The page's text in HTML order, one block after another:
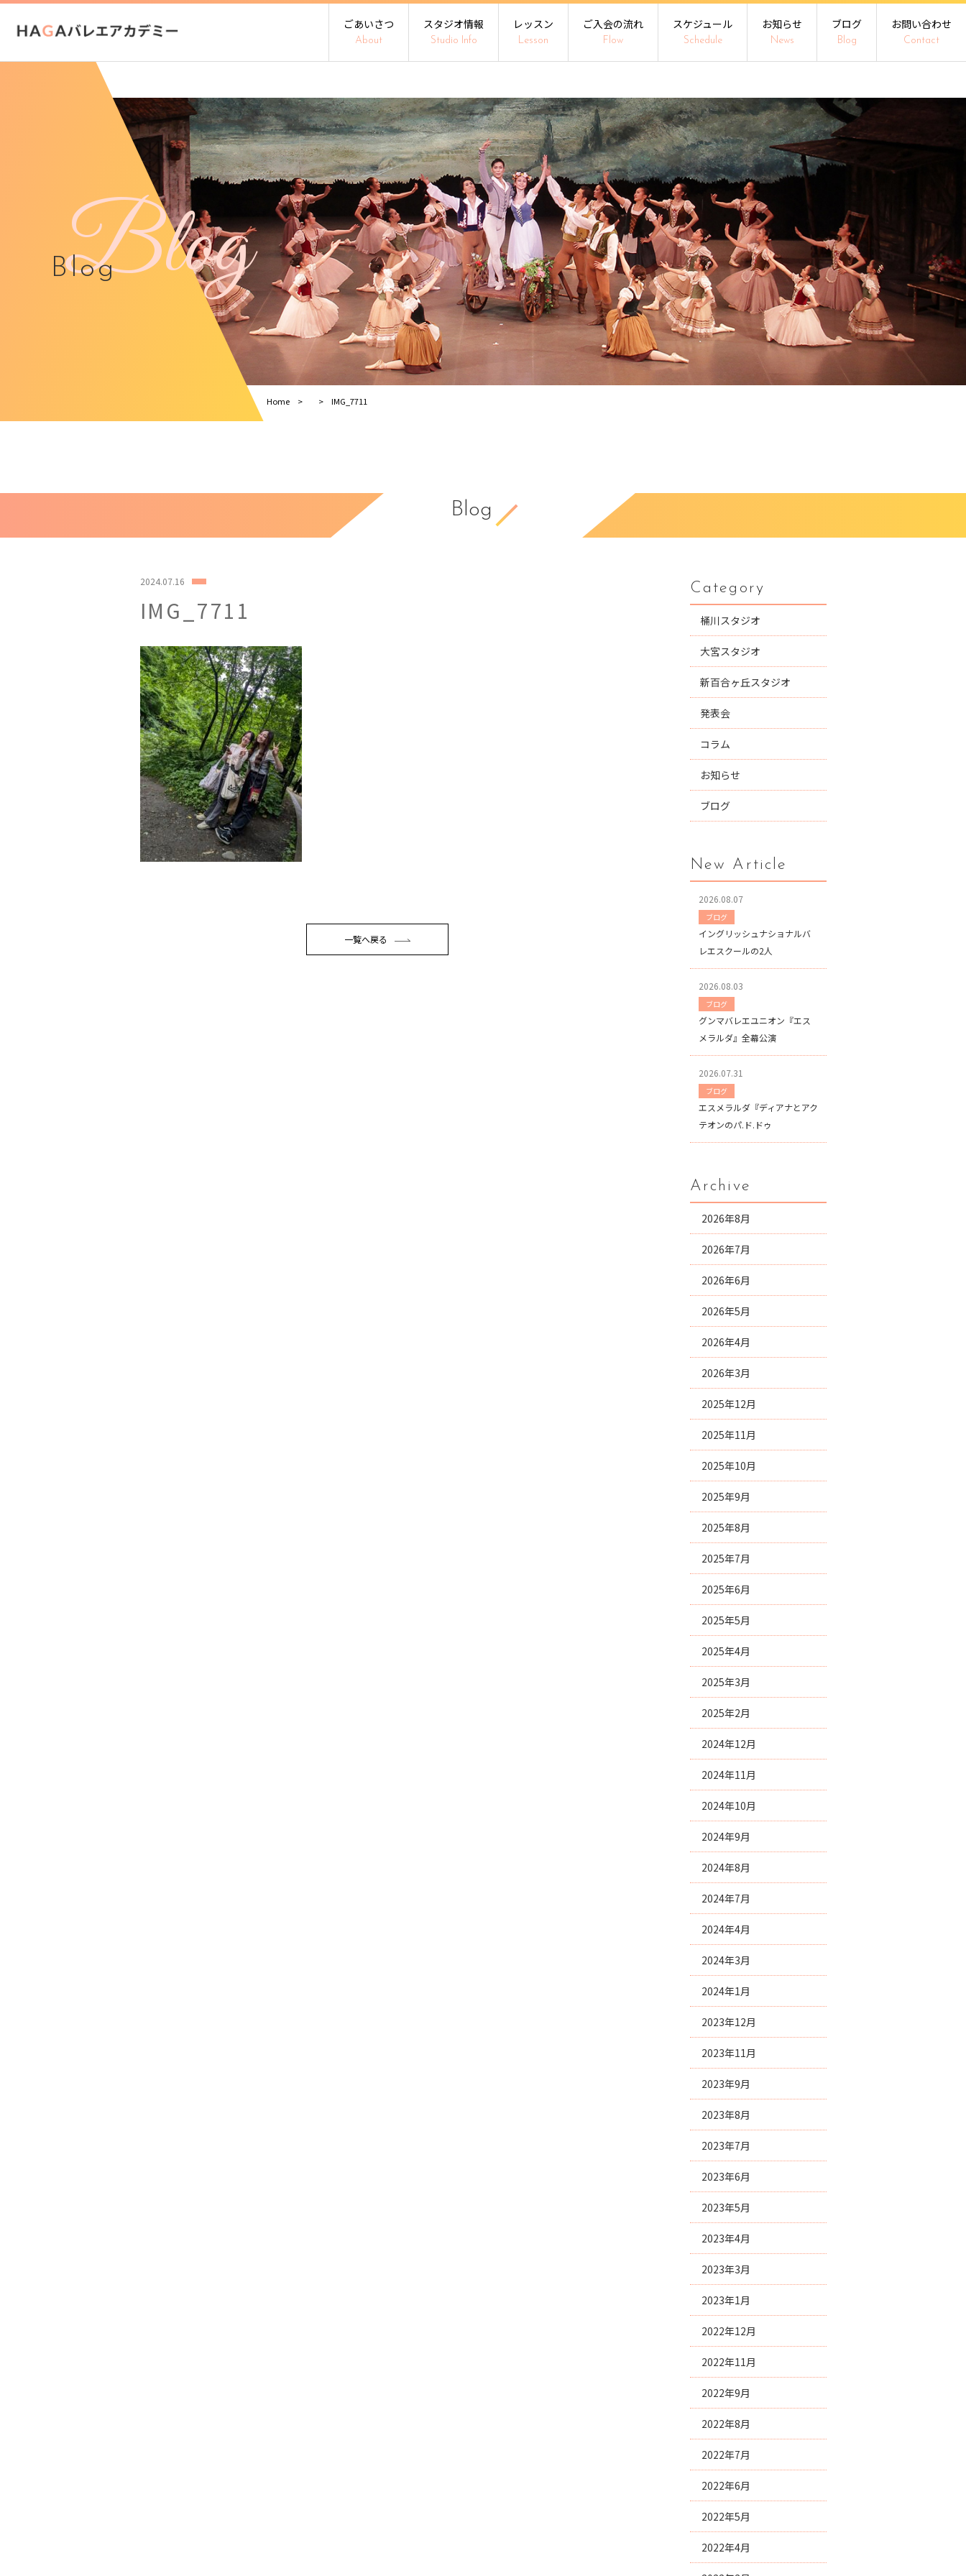
ごあいさつ
About
スタジオ情報
Studio Info
レッスン
Lesson
ご入会の流れ
Flow
スケジュール
Schedule
お知らせ
News
ブログ
Blog
お問い合わせ
Contact
Blog
Blog
Home IMG_7711
Blog
2024.07.16
IMG_7711
一覧へ戻る
Category
桶川スタジオ
大宮スタジオ
新百合ヶ丘スタジオ
発表会
コラム
お知らせ
ブログ
New Article
2026.08.07
ブログ
イングリッシュナショナルバ
レエスクールの2人
2026.08.03
ブログ
グンマバレエユニオン『エス
メラルダ』全幕公演
2026.07.31
ブログ
エスメラルダ『ディアナとアク
テオンのパ.ド.ドゥ
Archive
2026年8月
2026年7月
2026年6月
2026年5月
2026年4月
2026年3月
2025年12月
2025年11月
2025年10月
2025年9月
2025年8月
2025年7月
2025年6月
2025年5月
2025年4月
2025年3月
2025年2月
2024年12月
2024年11月
2024年10月
2024年9月
2024年8月
2024年7月
2024年4月
2024年3月
2024年1月
2023年12月
2023年11月
2023年9月
2023年8月
2023年7月
2023年6月
2023年5月
2023年4月
2023年3月
2023年1月
2022年12月
2022年11月
2022年9月
2022年8月
2022年7月
2022年6月
2022年5月
2022年4月